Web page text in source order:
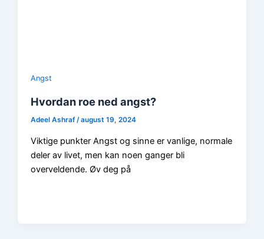
Angst
Hvordan roe ned angst?
Adeel Ashraf/august 19, 2024
Viktige punkter Angst og sinne er vanlige, normale
deler av livet, men kan noen ganger bli
overveldende. Øv deg på